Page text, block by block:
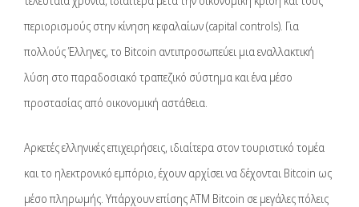
περιορισμούς στην κίνηση κεφαλαίων (capital controls). Για
πολλούς Έλληνες, το Bitcoin αντιπροσωπεύει μια εναλλακτική
λύση στο παραδοσιακό τραπεζικό σύστημα και ένα μέσο
προστασίας από οικονομική αστάθεια.
Αρκετές ελληνικές επιχειρήσεις, ιδιαίτερα στον τουριστικό τομέα
και το ηλεκτρονικό εμπόριο, έχουν αρχίσει να δέχονται Bitcoin ως
μέσο πληρωμής. Υπάρχουν επίσης ATM Bitcoin σε μεγάλες πόλεις